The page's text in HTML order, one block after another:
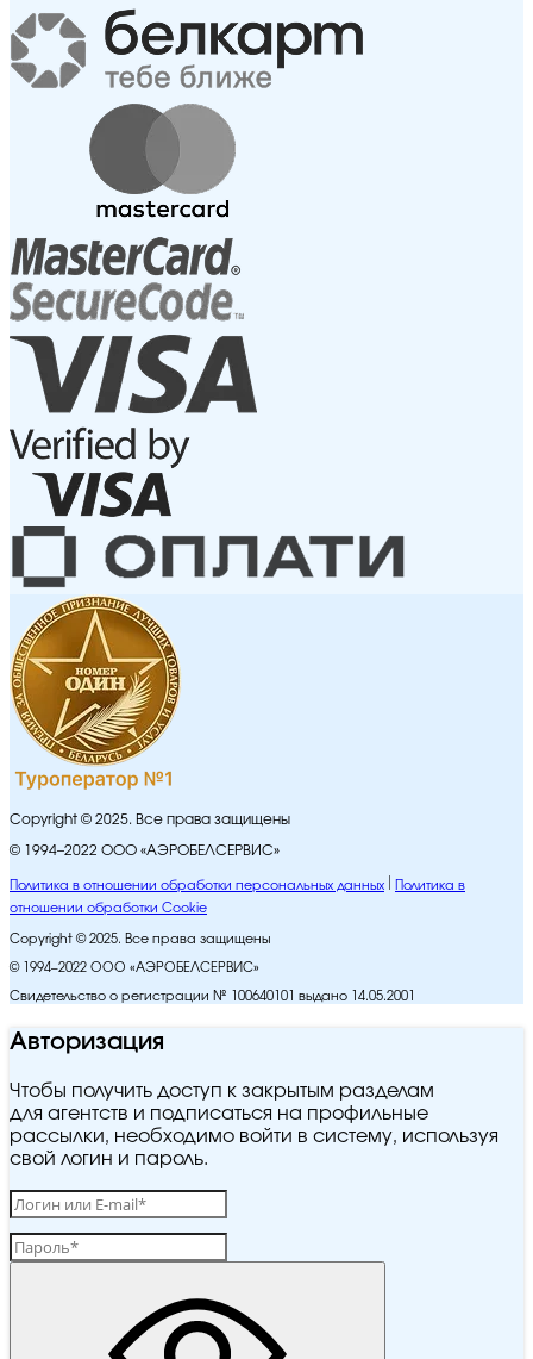
Copyright © 2025. Все права защищены
© 1994–2022 ООО «АЭРОБЕЛСЕРВИС»
Политика в отношении обработки персональных данных
Политика в
отношении обработки Cookie
Copyright © 2025. Все права защищены
© 1994–2022 ООО «АЭРОБЕЛСЕРВИС»
Свидетельство о регистрации № 100640101 выдано 14.05.2001
Авторизация
Чтобы получить доступ к закрытым разделам
для агентств и подписаться на профильные
рассылки, необходимо войти в систему, используя
свой логин и пароль.